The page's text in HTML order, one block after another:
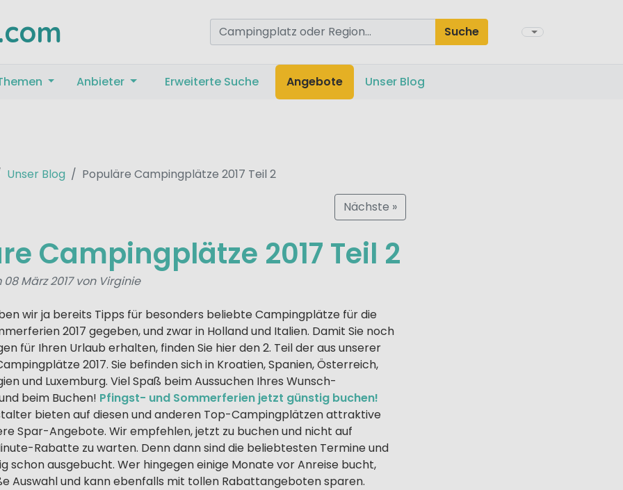
Suche
Anbieter Erweiterte Suche Angebote Unser Blog
Unser Blog Populäre Campingplätze 2017 Teil 2
Nächste »
Campingplätze 2017 Teil 2
März 2017 von Virginie
wir ja bereits Tipps für besonders beliebte Campingplätze für die
2017 gegeben, und zwar in Holland und Italien. Damit Sie noch
für Ihren Urlaub erhalten, finden Sie hier den 2. Teil der aus unserer
2017. Sie befinden sich in Kroatien, Spanien, Österreich,
und Luxemburg. Viel Spaß beim Aussuchen Ihres Wunsch-
beim Buchen! Pfingst- und Sommerferien jetzt günstig buchen!
bieten auf diesen und anderen Top-Campingplätzen attraktive
Spar-Angebote. Wir empfehlen, jetzt zu buchen und nicht auf
Rabatte zu warten. Denn dann sind die beliebtesten Termine und
schon ausgebucht. Wer hingegen einige Monate vor Anreise bucht,
Auswahl und kann ebenfalls mit tollen Rabattangeboten sparen.